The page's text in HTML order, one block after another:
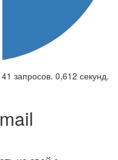
запросов. 0,612 секунд.